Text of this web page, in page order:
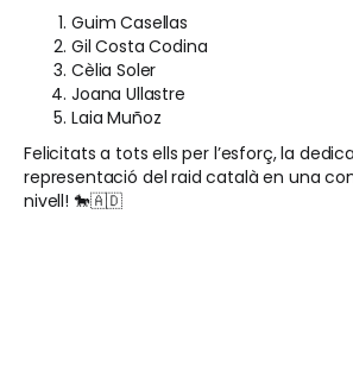
Guim Casellas
Gil Costa Codina
Cèlia Soler
Joana Ullastre
Laia Muñoz
Felicitats a tots ells per l’esforç, la
representació del raid català en una
nivell! 🐎🇦🇩